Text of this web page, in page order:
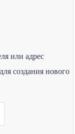
или адрес
создания нового